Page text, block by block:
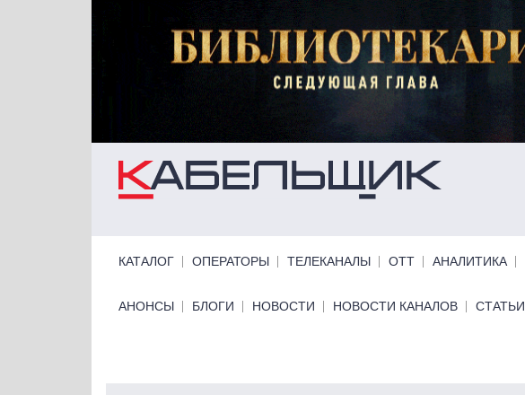
КАТАЛОГ ОПЕРАТОРЫ ТЕЛЕКАНАЛЫ ОТТ АНАЛИТИКА
Primary links bottom
АНОНСЫ БЛОГИ НОВОСТИ НОВОСТИ КАНАЛОВ СТАТЬИ